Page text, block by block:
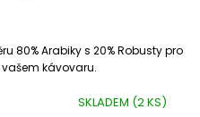
SKLADEM (2 KS)
80% Arabiky s 20% Robusty pro
kávovaru.